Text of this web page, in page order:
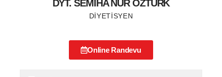
DYT. SEMIHA NUR ÖZTÜRK
DİYETİSYEN
Online Randevu